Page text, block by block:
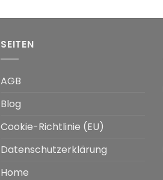
SEITEN
AGB
Blog
Cookie-Richtlinie (EU)
Datenschutzerklärung
Home